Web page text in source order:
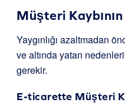
Müşteri
Yaygınlığı azaltmadan
ve altında yatan
gerekir.
E-ticarette Müşteri